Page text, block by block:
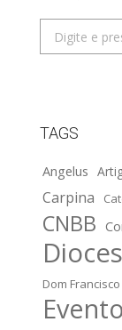
Search:
TAGS
Angelus
Carpina
CNBB
Dom